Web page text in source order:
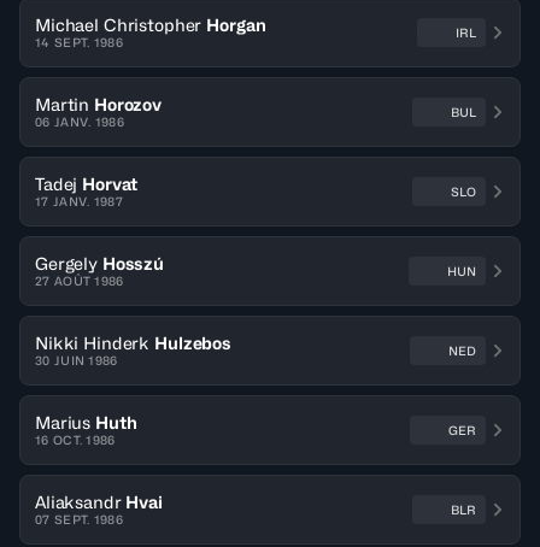
Michael Christopher Horgan
14 SEPT. 1986
IRL
Martin Horozov
06 JANV. 1986
BUL
Tadej Horvat
17 JANV. 1987
SLO
Gergely Hosszú
27 AOÛT 1986
HUN
Nikki Hinderk Hulzebos
30 JUIN 1986
NED
Marius Huth
16 OCT. 1986
GER
Aliaksandr Hvai
07 SEPT. 1986
BLR